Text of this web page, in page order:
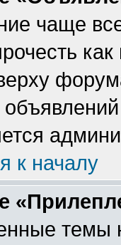
чаще
к началу
темы